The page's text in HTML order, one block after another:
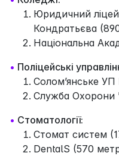
Юридичний ліцей
Кондратьєва
Національна
• Поліцейські
Солом’янське
Служба Охорони
• Стоматології:
Стомат систем
DentalS (570